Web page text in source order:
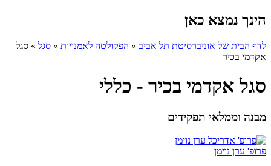
הינך נמצא כאן
לדף הבית של אוניברסיטת תל אביב » הפקולטה לאמנויות » סגל » סגל
אקדמי בכיר
סגל אקדמי בכיר - כללי
מבנה וממלאי תפקידים
פרופ' ערן נוימן